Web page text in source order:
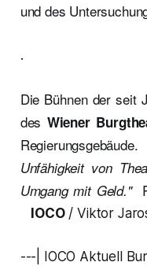
und des
.
Die Bühnen der seit
des Wiener
Unfähigkeit von
Umgang mit Geld."
IOCO / Viktor
---| IOCO Aktuell